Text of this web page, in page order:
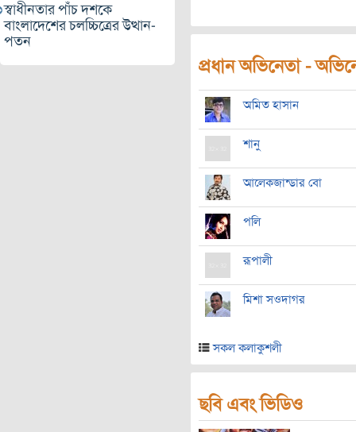
স্বাধীনতার পাঁচ দশকে
বাংলাদেশের চলচ্চিত্রের উত্থান-
পতন
প্রধান অভিনেতা -
অমিত হাসান
শানু
আলেকজান্ডার বো
পলি
রূপালী
মিশা সওদাগর
সকল কলাকুশলী
ছবি এবং ভিডিও